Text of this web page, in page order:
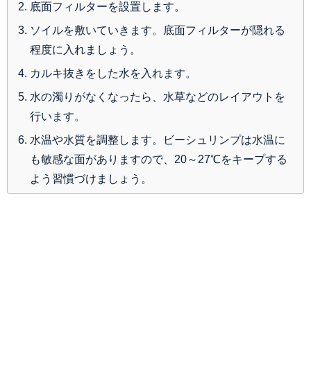
底面フィルターを設置します。
ソイルを敷いていきます。底面フィルターが隠れる
程度に入れましょう。
カルキ抜きをした水を入れます。
水の濁りがなくなったら、水草などのレイアウトを
行います。
水温や水質を調整します。ビーシュリンプは水温に
も敏感な面がありますので、20～27℃をキープする
よう習慣づけましょう。